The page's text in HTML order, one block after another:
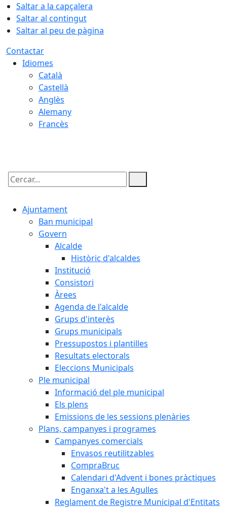
Saltar a la capçalera
Saltar al contingut
Saltar al peu de pàgina
Contactar
Idiomes
Català
Castellà
Anglès
Alemany
Francès
Cercar:
Ajuntament
Ban municipal
Govern
Alcalde
Històric d'alcaldes
Institució
Consistori
Àrees
Agenda de l'alcalde
Grups d'interès
Grups municipals
Pressupostos i plantilles
Resultats electorals
Eleccions Municipals
Ple municipal
Informació del ple municipal
Els plens
Emissions de les sessions plenàries
Plans, campanyes i programes
Campanyes comercials
Envasos reutilitzables
CompraBruc
Calendari d'Advent i bones pràctiques
Enganxa't a les Agulles
Reglament de Registre Municipal d'Entitats